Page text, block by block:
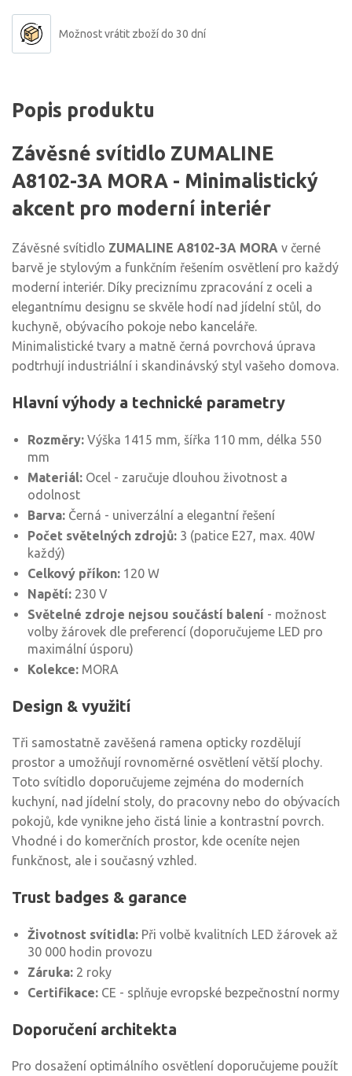
Možnost vrátit zboží do 30 dní
Popis produktu
Závěsné svítidlo ZUMALINE
A8102-3A MORA - Minimalistický
akcent pro moderní interiér
Závěsné svítidlo ZUMALINE A8102-3A MORA v černé
barvě je stylovým a funkčním řešením osvětlení pro každý
moderní interiér. Díky preciznímu zpracování z oceli a
elegantnímu designu se skvěle hodí nad jídelní stůl, do
kuchyně, obývacího pokoje nebo kanceláře.
Minimalistické tvary a matně černá povrchová úprava
podtrhují industriální i skandinávský styl vašeho domova.
Hlavní výhody a technické parametry
Rozměry: Výška 1415 mm, šířka 110 mm, délka 550
mm
Materiál: Ocel - zaručuje dlouhou životnost a
odolnost
Barva: Černá - univerzální a elegantní řešení
Počet světelných zdrojů: 3 (patice E27, max. 40W
každý)
Celkový příkon: 120 W
Napětí: 230 V
Světelné zdroje nejsou součástí balení - možnost
volby žárovek dle preferencí (doporučujeme LED pro
maximální úsporu)
Kolekce: MORA
Design & využití
Tři samostatně zavěšená ramena opticky rozdělují
prostor a umožňují rovnoměrné osvětlení větší plochy.
Toto svítidlo doporučujeme zejména do moderních
kuchyní, nad jídelní stoly, do pracovny nebo do obývacích
pokojů, kde vynikne jeho čistá linie a kontrastní povrch.
Vhodné i do komerčních prostor, kde oceníte nejen
funkčnost, ale i současný vzhled.
Trust badges & garance
Životnost svítidla: Při volbě kvalitních LED žárovek až
30 000 hodin provozu
Záruka: 2 roky
Certifikace: CE - splňuje evropské bezpečnostní normy
Doporučení architekta
Pro dosažení optimálního osvětlení doporučujeme použít